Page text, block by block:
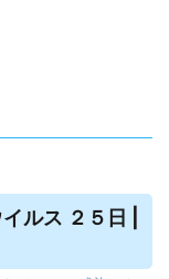
イルス ２５日 |